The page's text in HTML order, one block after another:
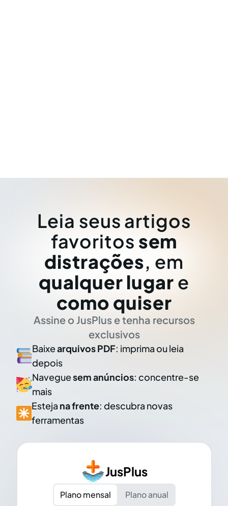
Leia seus artigos
favoritos sem
distrações, em
qualquer lugar e
como quiser
Assine o JusPlus e tenha recursos
exclusivos
Baixearquivos PDF: imprima ou leia
depois
Naveguesem anúncios: concentre-se
mais
Esteja na frente: descubra novas
ferramentas
JusPlus
Plano mensal
Plano anual